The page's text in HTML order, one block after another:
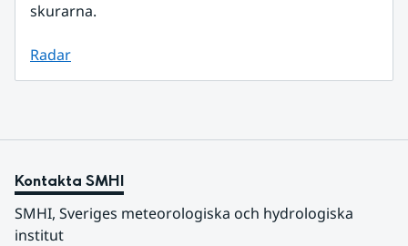
skurarna.
Radar
Kontakta SMHI
SMHI, Sveriges meteorologiska och hydrologiska
institut